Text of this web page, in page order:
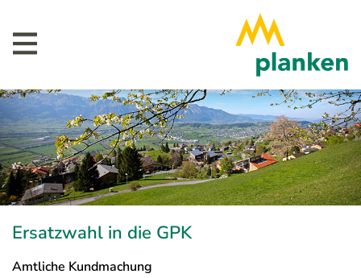
Ersatzwahl in die GPK
Amtliche Kundmachung